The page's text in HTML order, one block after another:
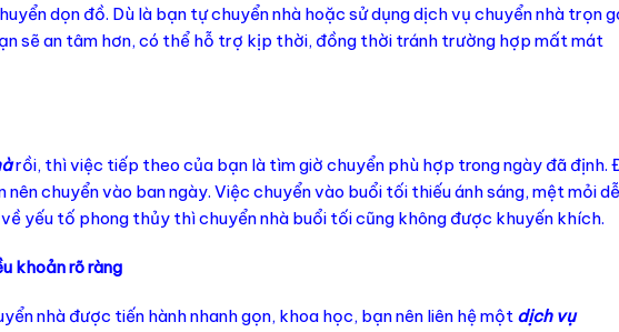
dọn đồ. Dù là bạn tự chuyển nhà hoặc sử dụng dịch vụ chuyển nhà trọn
sẽ an tâm hơn, có thể hỗ trợ kịp thời, đồng thời tránh trường hợp mất mát
rồi, thì việc tiếp theo của bạn là tìm giờ chuyển phù hợp trong ngày đã định.
chuyển vào ban ngày. Việc chuyển vào buổi tối thiếu ánh sáng, mệt mỏi dễ
yếu tố phong thủy thì chuyển nhà buổi tối cũng không được khuyến khích.
khoản rõ ràng
nhà được tiến hành nhanh gọn, khoa học, bạn nên liên hệ một dịch vụ